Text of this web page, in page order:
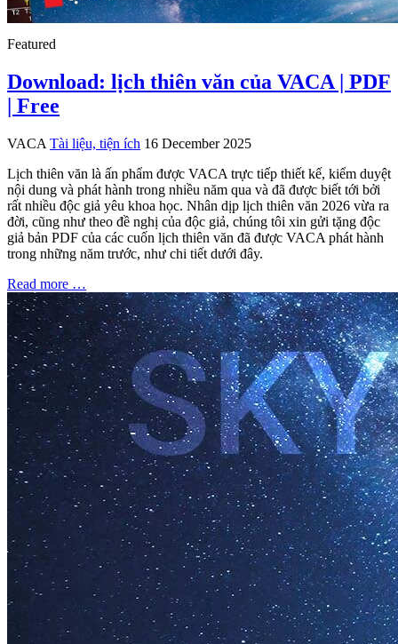
Featured
Download: lịch thiên văn của VACA | PDF
| Free
VACA Tài liệu, tiện ích 16 December 2025
Lịch thiên văn là ấn phẩm được VACA trực tiếp thiết kế, kiểm duyệt
nội dung và phát hành trong nhiều năm qua và đã được biết tới bởi
rất nhiều độc giả yêu khoa học. Nhân dịp lịch thiên văn 2026 vừa ra
đời, cũng như theo đề nghị của độc giả, chúng tôi xin gửi tặng độc
giả bản PDF của các cuốn lịch thiên văn đã được VACA phát hành
trong những năm trước, như chi tiết dưới đây.
Read more …